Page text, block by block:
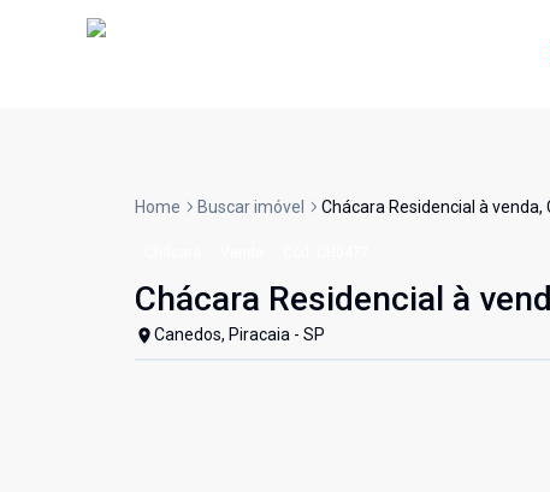
Home Buscar imóvel Chácara Residencial à venda,
Chácara Residencial à
Canedos, Piracaia - SP